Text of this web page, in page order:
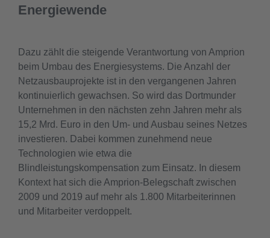
Energiewende
Dazu zählt die steigende Verantwortung von Amprion
beim Umbau des Energiesystems. Die Anzahl der
Netzausbauprojekte ist in den vergangenen Jahren
kontinuierlich gewachsen. So wird das Dortmunder
Unternehmen in den nächsten zehn Jahren mehr als
15,2 Mrd. Euro in den Um- und Ausbau seines Netzes
investieren. Dabei kommen zunehmend neue
Technologien wie etwa die
Blindleistungskompensation zum Einsatz. In diesem
Kontext hat sich die Amprion-Belegschaft zwischen
2009 und 2019 auf mehr als 1.800 Mitarbeiterinnen
und Mitarbeiter verdoppelt.